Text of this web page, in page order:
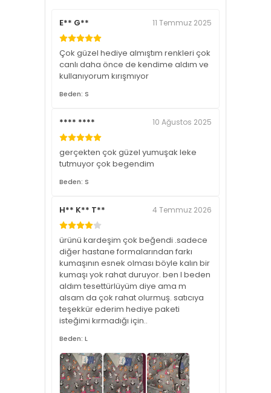
E** G** 11 Temmuz 2025
Çok güzel hediye almıştım renkleri çok
canlı daha önce de kendime aldım ve
kullanıyorum kırışmıyor
Beden: S
**** **** 10 Ağustos 2025
gerçekten çok güzel yumuşak leke
tutmuyor çok begendim
Beden: S
H** K** T** 4 Temmuz 2026
ürünü kardeşim çok beğendi .sadece
diğer hastane formalarından farkı
kumaşının esnek olması böyle kalın bir
kumaşı yok rahat duruyor. ben l beden
aldım tesettürlüyüm diye ama m
alsam da çok rahat olurmuş. satıcıya
teşekkür ederim hediye paketi
isteğimi kırmadığı için..
Beden: L